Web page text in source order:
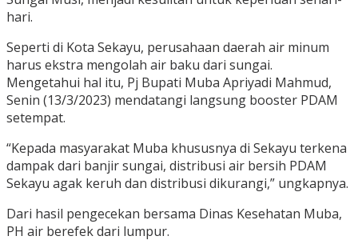
hari.
Seperti di Kota Sekayu, perusahaan daerah air minum
harus ekstra mengolah air baku dari sungai.
Mengetahui hal itu, Pj Bupati Muba Apriyadi Mahmud,
Senin (13/3/2023) mendatangi langsung booster PDAM
setempat.
“Kepada masyarakat Muba khususnya di Sekayu terkena
dampak dari banjir sungai, distribusi air bersih PDAM
Sekayu agak keruh dan distribusi dikurangi,” ungkapnya.
Dari hasil pengecekan bersama Dinas Kesehatan Muba,
PH air berefek dari lumpur.